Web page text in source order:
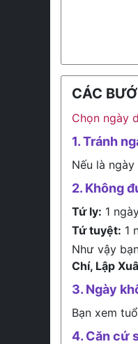
CÁC
Chọn ngày
1. Tránh
Nếu là
2. Không
Tứ ly: 1
Tứ tuyệt: 1
Như vậy
Chí, Lập
3. Ngày
Bạn xem
4. Căn cứ